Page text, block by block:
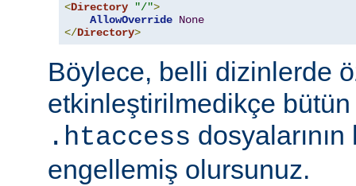
<Directory "/">
AllowOverride None
</Directory>
Böylece, belli dizinlerde
etkinleştirilmedikçe
.htaccess dosyalarının
engellemiş olursunuz.